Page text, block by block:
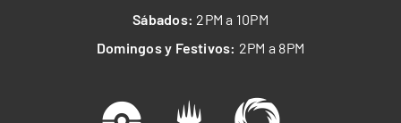
Sábados: 2PM a 10PM
Domingos y Festivos: 2PM a 8PM